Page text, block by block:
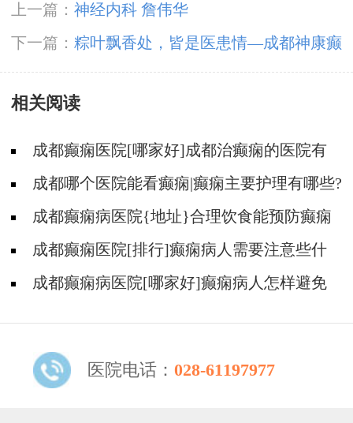
上一篇： 神经内科 詹伟华
下一篇： 粽叶飘香处，皆是医患情—成都神康癫
痫医院端午爱心纪实
相关阅读
成都癫痫医院[哪家好]成都治癫痫的医院有
哪些?成都哪个医院能看癫痫|癫痫主要护理有哪些?
成都癫痫病医院{地址}合理饮食能预防癫痫
发作吗?
成都癫痫医院[排行]癫痫病人需要注意些什
么
成都癫痫病医院[哪家好]癫痫病人怎样避免
医院电话： 028-61197977